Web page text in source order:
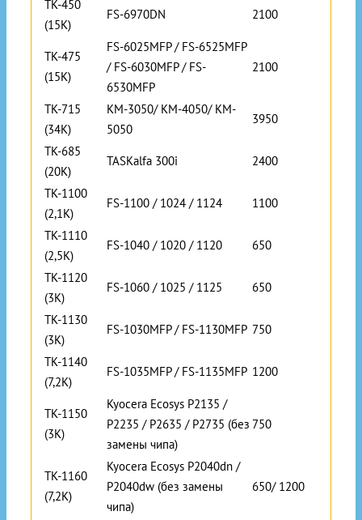
TK-450
(15K)
FS-6970DN 2100
TK-475
(15K)
FS-6025MFP / FS-6525MFP
/ FS-6030MFP / FS-
6530MFP
2100
TK-715
(34K)
KM-3050/ KM-4050/ KM-
5050
3950
TK-685
(20K)
TASKalfa 300i 2400
TK-1100
(2,1K)
FS-1100 / 1024 / 1124 1100
TK-1110
(2,5K)
FS-1040 / 1020 / 1120 650
TK-1120
(3K)
FS-1060 / 1025 / 1125 650
TK-1130
(3K)
FS-1030MFP / FS-1130MFP 750
TK-1140
(7,2K)
FS-1035MFP / FS-1135MFP 1200
TK-1150
(3K)
Kyocera Ecosys P2135 /
P2235 / P2635 / P2735 (без
замены чипа)
750
TK-1160
(7,2K)
Kyocera Ecosys P2040dn /
P2040dw (без замены
чипа)
650/ 1200